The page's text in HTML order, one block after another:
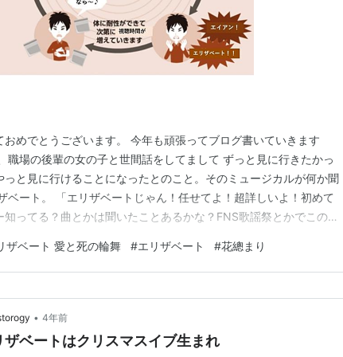
おめでとうございます。 今年も頑張ってブログ書いていきます
職場の後輩の女の子と世間話をしてまして ずっと見に行きたかっ
っと見に行けることになったとのこと。そのミュージカルが何か聞
ベート。 「エリザベートじゃん！任せてよ！超詳しいよ！初めて
ってる？曲とかは聞いたことあるかな？FNS歌謡祭とかでこの前
興奮する35歳男性。 こっわ。 明らかにキワモノを見る目に後
ちょっとクールダウンし、おすす…
ザベート 愛と死の輪舞 #エリザベート #花總まり
• 4年前
ザベートはクリスマスイブ生まれ